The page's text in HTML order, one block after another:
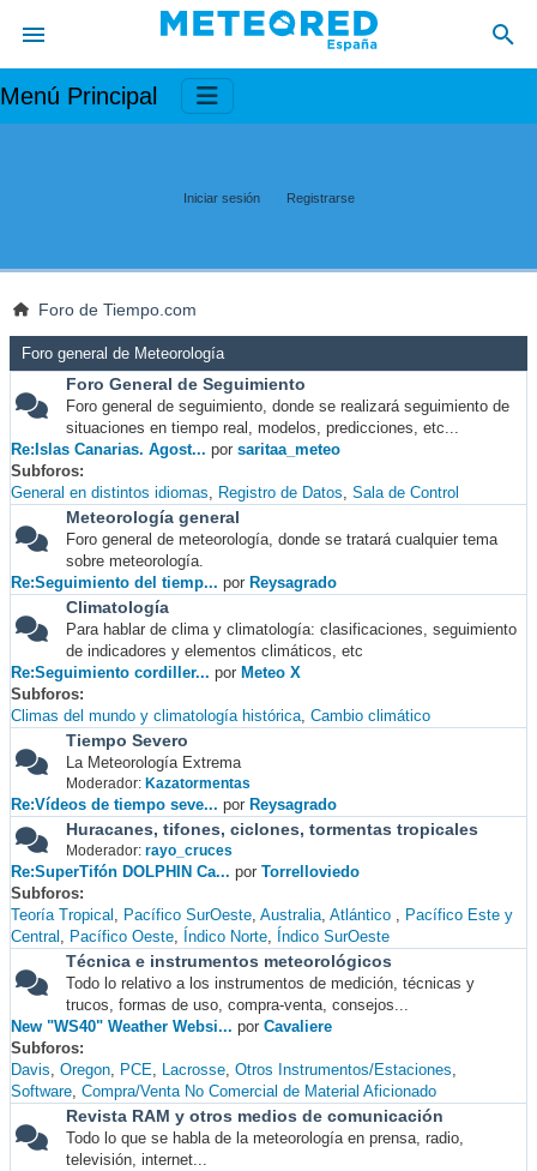
Menú Principal
Iniciar sesión Registrarse
Foro de Tiempo.com
Foro general de Meteorología
Foro General de Seguimiento
Foro general de seguimiento, donde se realizará seguimiento de
situaciones en tiempo real, modelos, predicciones, etc...
Re:Islas Canarias. Agost... por saritaa_meteo
Subforos
General en distintos idiomas
Registro de Datos Sala de Control
Meteorología general
Foro general de meteorología, donde se tratará cualquier tema
sobre meteorología.
Re:Seguimiento del tiemp... por Reysagrado
Climatología
Para hablar de clima y climatología: clasificaciones, seguimiento
de indicadores y elementos climáticos, etc
Re:Seguimiento cordiller... por Meteo X
Subforos
Climas del mundo y climatología histórica Cambio climático
Tiempo Severo
La Meteorología Extrema
Moderador: Kazatormentas
Re:Vídeos de tiempo seve... por Reysagrado
Huracanes, tifones, ciclones, tormentas tropicales
Moderador: rayo_cruces
Re:SuperTifón DOLPHIN Ca... por Torrelloviedo
Subforos
Teoría Tropical
Pacífico SurOeste Australia Atlántico
Pacífico Este y
Central
Pacífico Oeste Índico Norte Índico SurOeste
Técnica e instrumentos meteorológicos
Todo lo relativo a los instrumentos de medición, técnicas y
trucos, formas de uso, compra-venta, consejos...
New "WS40" Weather Websi... por Cavaliere
Subforos
Davis Oregon PCE Lacrosse Otros Instrumentos/Estaciones
Software Compra/Venta No Comercial de Material Aficionado
Revista RAM y otros medios de comunicación
Todo lo que se habla de la meteorología en prensa, radio,
televisión, internet...